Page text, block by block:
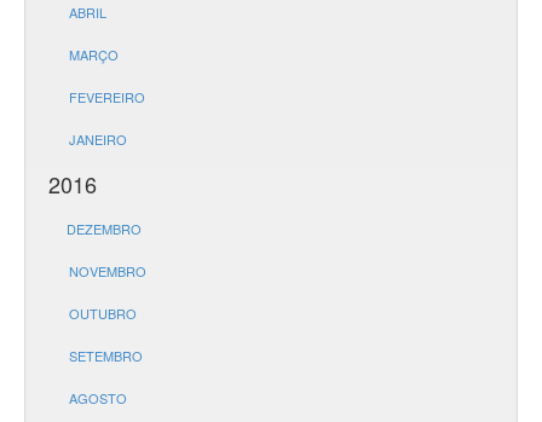
ABRIL
MARÇO
FEVEREIRO
JANEIRO
2016
DEZEMBRO
NOVEMBRO
OUTUBRO
SETEMBRO
AGOSTO